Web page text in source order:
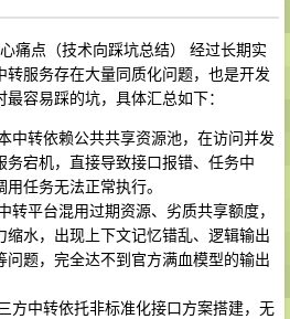
痛点（技术向踩坑总结） 经过长期实
服务存在大量同质化问题，也是开发
容易踩的坑，具体汇总如下：
中转依赖公共共享资源池，在访问并发
宕机，直接导致接口报错、任务中
任务无法正常执行。
转平台混用过期资源、劣质共享额度，
缩水，出现上下文记忆错乱、逻辑输出
问题，完全达不到官方满血模型的输出
方中转依托非标准化接口方案搭建，无